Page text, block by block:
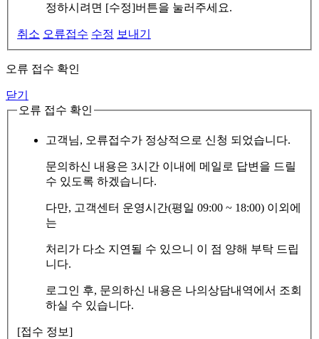
정하시려면 [수정]버튼을 눌러주세요.
취소 오류접수 수정 보내기
오류 접수 확인
닫기
오류 접수 확인
고객님, 오류접수가 정상적으로 신청 되었습니다.
문의하신 내용은 3시간 이내에 메일로 답변을 드릴
수 있도록 하겠습니다.
다만, 고객센터 운영시간(평일 09:00 ~ 18:00) 이외에
는
처리가 다소 지연될 수 있으니 이 점 양해 부탁 드립
니다.
로그인 후, 문의하신 내용은 나의상담내역에서 조회
하실 수 있습니다.
[접수 정보]